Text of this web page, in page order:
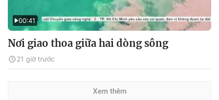
00:41
Nơi giao thoa giữa hai dòng sông
21 giờ trước
Xem thêm